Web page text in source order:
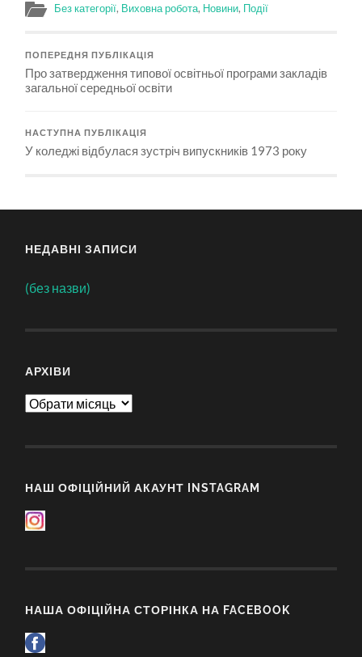
Без категорії, Виховна робота, Новини, Події
ПОПЕРЕДНЯ ПУБЛІКАЦІЯ
Про затвердження типової освітньої програми закладів
загальної середньої освіти
НАСТУПНА ПУБЛІКАЦІЯ
У коледжі відбулася зустріч випускників 1973 року
НЕДАВНІ ЗАПИСИ
(без назви)
АРХІВИ
Архіви
НАШ ОФІЦІЙНИЙ АКАУНТ INSTAGRAM
НАША ОФІЦІЙНА СТОРІНКА НА FACEBOOK